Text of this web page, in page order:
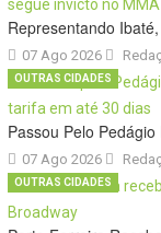
Representando
07 Ago 2026
Passou Pelo
07 Ago 2026
OUTRAS CIDADES
OUTRAS CIDADES